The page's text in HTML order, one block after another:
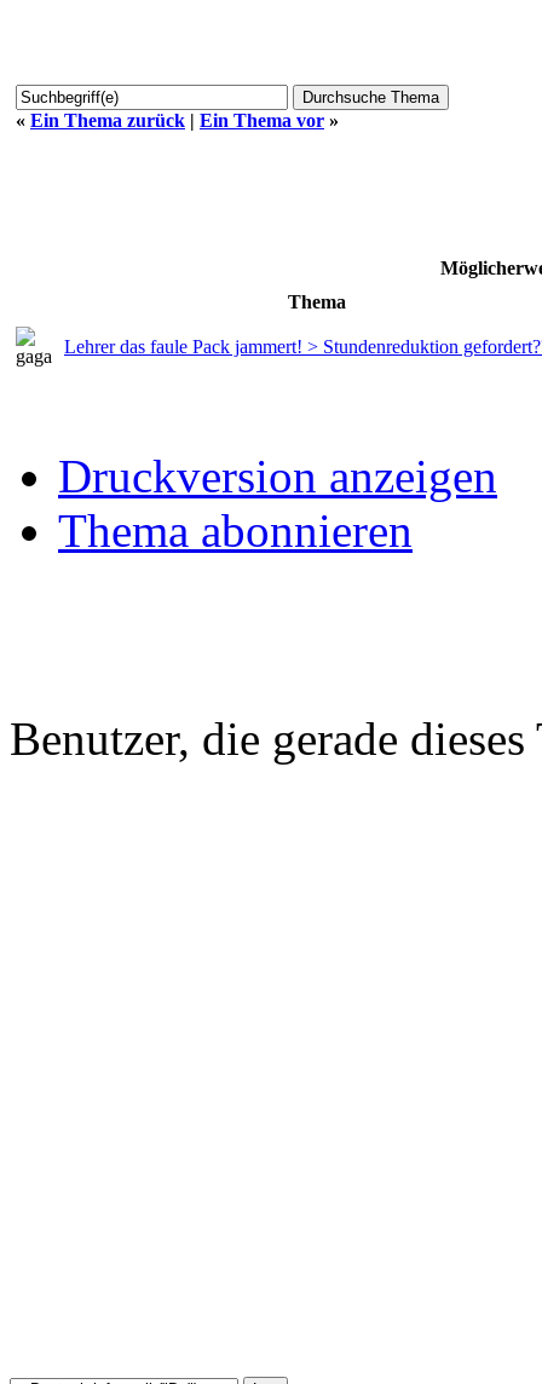
« Ein Thema zurück | Ein Thema vor »
Thema
Lehrer das faule Pack jammert! > Stundenreduktion
Druckversion anzeigen
Thema abonnieren
Benutzer, die gerade